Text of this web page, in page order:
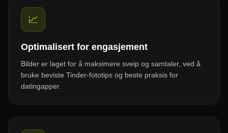
📈
Optimalisert for engasjement
Bilder er laget for å maksimere sveip og samtaler, ved å
bruke beviste Tinder-fototips og beste praksis for
datingapper.